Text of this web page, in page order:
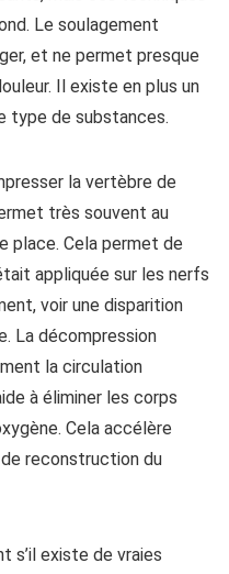
Le soulagement
et ne permet presque
Il existe en plus un
type de substances.
la vertèbre de
très souvent au
place. Cela permet de
appliquée sur les nerfs
voir une disparition
La décompression
la circulation
à éliminer les corps
Cela accélère
reconstruction du
s’il existe de vraies